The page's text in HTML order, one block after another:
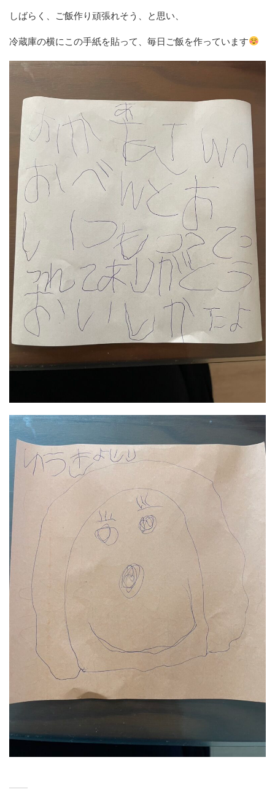
しばらく、ご飯作り頑張れそう、と思い、
冷蔵庫の横にこの手紙を貼って、毎日ご飯を作っています